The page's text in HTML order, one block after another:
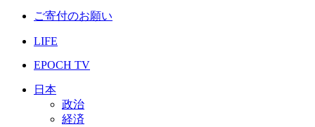
ご寄付のお願い
LIFE
EPOCH TV
日本
政治
経済